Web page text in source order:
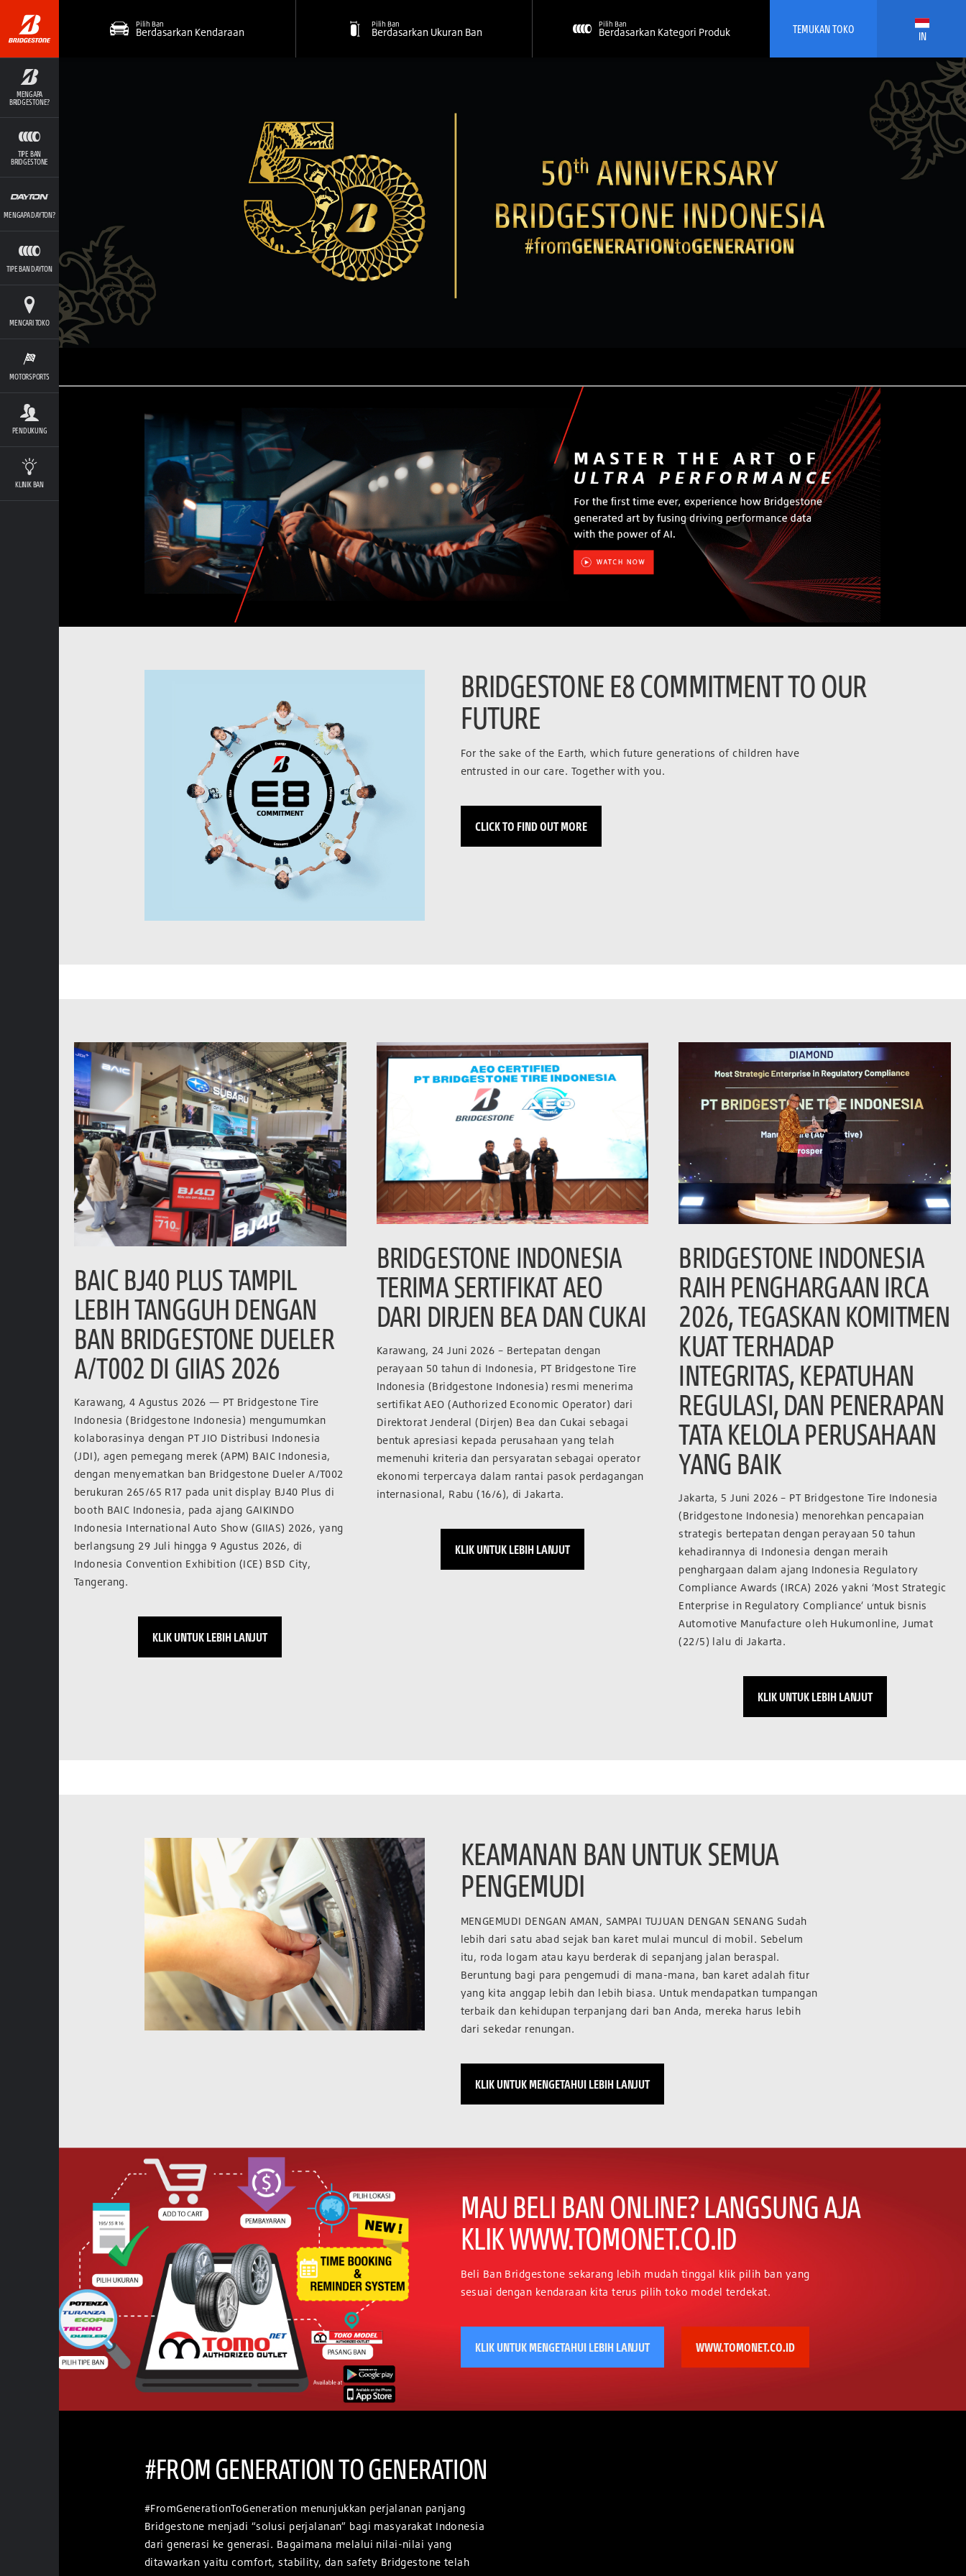
MENGAPA
BRIDGESTONE?
TIPE BAN
BRIDGESTONE
MENGAPA DAYTON?
TIPE BAN DAYTON
MENCARI TOKO
MOTORSPORTS
PENDUKUNG
KLINIK BAN
Pilih Ban
Berdasarkan Kendaraan
Pilih Ban
Berdasarkan Ukuran Ban
Pilih Ban
Berdasarkan Kategori Produk TEMUKAN TOKO IN
BRIDGESTONE E8 COMMITMENT TO OUR
FUTURE
For the sake of the Earth, which future generations of children have
entrusted in our care. Together with you.
CLICK TO FIND OUT MORE
BAIC BJ40 PLUS TAMPIL
LEBIH TANGGUH DENGAN
BAN BRIDGESTONE DUELER
A/T002 DI GIIAS 2026
Karawang, 4 Agustus 2026 — PT Bridgestone Tire
Indonesia (Bridgestone Indonesia) mengumumkan
kolaborasinya dengan PT JIO Distribusi Indonesia
(JDI), agen pemegang merek (APM) BAIC Indonesia,
dengan menyematkan ban Bridgestone Dueler A/T002
berukuran 265/65 R17 pada unit display BJ40 Plus di
booth BAIC Indonesia, pada ajang GAIKINDO
Indonesia International Auto Show (GIIAS) 2026, yang
berlangsung 29 Juli hingga 9 Agustus 2026, di
Indonesia Convention Exhibition (ICE) BSD City,
Tangerang.
KLIK UNTUK LEBIH LANJUT
BRIDGESTONE INDONESIA
TERIMA SERTIFIKAT AEO
DARI DIRJEN BEA DAN CUKAI
Karawang, 24 Juni 2026 – Bertepatan dengan
perayaan 50 tahun di Indonesia, PT Bridgestone Tire
Indonesia (Bridgestone Indonesia) resmi menerima
sertifikat AEO (Authorized Economic Operator) dari
Direktorat Jenderal (Dirjen) Bea dan Cukai sebagai
bentuk apresiasi kepada perusahaan yang telah
memenuhi kriteria dan persyaratan sebagai operator
ekonomi terpercaya dalam rantai pasok perdagangan
internasional, Rabu (16/6), di Jakarta.
KLIK UNTUK LEBIH LANJUT
BRIDGESTONE INDONESIA
RAIH PENGHARGAAN IRCA
2026, TEGASKAN KOMITMEN
KUAT TERHADAP
INTEGRITAS, KEPATUHAN
REGULASI, DAN PENERAPAN
TATA KELOLA PERUSAHAAN
YANG BAIK
Jakarta, 5 Juni 2026 – PT Bridgestone Tire Indonesia
(Bridgestone Indonesia) menorehkan pencapaian
strategis bertepatan dengan perayaan 50 tahun
kehadirannya di Indonesia dengan meraih
penghargaan dalam ajang Indonesia Regulatory
Compliance Awards (IRCA) 2026 yakni ‘Most Strategic
Enterprise in Regulatory Compliance’ untuk bisnis
Automotive Manufacture oleh Hukumonline, Jumat
(22/5) lalu di Jakarta.
KLIK UNTUK LEBIH LANJUT
KEAMANAN BAN UNTUK SEMUA
PENGEMUDI
MENGEMUDI DENGAN AMAN, SAMPAI TUJUAN DENGAN SENANG Sudah
lebih dari satu abad sejak ban karet mulai muncul di mobil. Sebelum
itu, roda logam atau kayu berderak di sepanjang jalan beraspal.
Beruntung bagi para pengemudi di mana-mana, ban karet adalah fitur
yang kita anggap lebih dan lebih biasa. Untuk mendapatkan tumpangan
terbaik dan kehidupan terpanjang dari ban Anda, mereka harus lebih
dari sekedar renungan.
KLIK UNTUK MENGETAHUI LEBIH LANJUT
MAU BELI BAN ONLINE? LANGSUNG AJA
KLIK WWW.TOMONET.CO.ID
Beli Ban Bridgestone sekarang lebih mudah tinggal klik pilih ban yang
sesuai dengan kendaraan kita terus pilih toko model terdekat.
KLIK UNTUK MENGETAHUI LEBIH LANJUT WWW.TOMONET.CO.ID
#FROM GENERATION TO GENERATION
#FromGenerationToGeneration menunjukkan perjalanan panjang
Bridgestone menjadi “solusi perjalanan” bagi masyarakat Indonesia
dari generasi ke generasi. Bagaimana melalui nilai-nilai yang
ditawarkan yaitu comfort, stability, dan safety Bridgestone telah